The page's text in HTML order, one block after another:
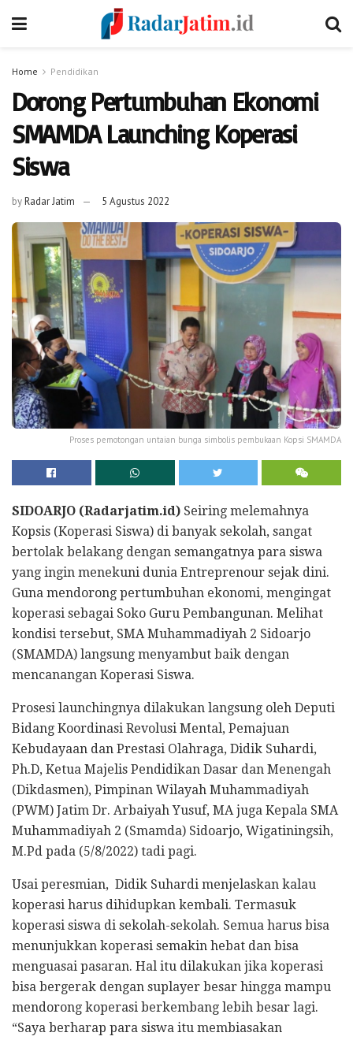
Home Pendidikan
Dorong Pertumbuhan Ekonomi
SMAMDA Launching Koperasi
Siswa
byRadar Jatim 5 Agustus 2022
Proses pemotongan untaian bunga simbolis pembukaan Kopsi SMAMDA
SIDOARJO (Radarjatim.id) Seiring melemahnya
Kopsis (Koperasi Siswa) di banyak sekolah, sangat
bertolak belakang dengan semangatnya para siswa
yang ingin menekuni dunia Entreprenour sejak dini.
Guna mendorong pertumbuhan ekonomi, mengingat
koperasi sebagai Soko Guru Pembangunan. Melihat
kondisi tersebut, SMA Muhammadiyah 2 Sidoarjo
(SMAMDA) langsung menyambut baik dengan
mencanangan Koperasi Siswa.
Prosesi launchingnya dilakukan langsung oleh Deputi
Bidang Koordinasi Revolusi Mental, Pemajuan
Kebudayaan dan Prestasi Olahraga, Didik Suhardi,
Ph.D, Ketua Majelis Pendidikan Dasar dan Menengah
(Dikdasmen), Pimpinan Wilayah Muhammadiyah
(PWM) Jatim Dr. Arbaiyah Yusuf, MA juga Kepala SMA
Muhammadiyah 2 (Smamda) Sidoarjo, Wigatiningsih,
M.Pd pada (5/8/2022) tadi pagi.
Usai peresmian, Didik Suhardi menjelaskan kalau
koperasi harus dihidupkan kembali. Termasuk
koperasi siswa di sekolah-sekolah. Semua harus bisa
menunjukkan koperasi semakin hebat dan bisa
menguasai pasaran. Hal itu dilakukan jika koperasi
bisa bergerak dengan suplayer besar hingga mampu
mendorong koperasi berkembang lebih besar lagi.
“Saya berharap para siswa itu membiasakan